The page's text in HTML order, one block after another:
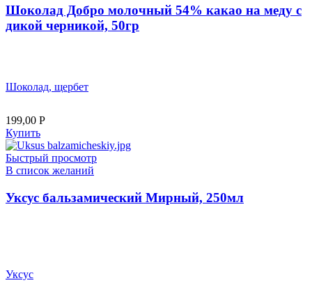
Шоколад Добро молочный 54% какао на меду с
дикой черникой, 50гр
Шоколад, щербет
199,00 Р
Купить
Быстрый просмотр
В список желаний
Уксус бальзамический Мирный, 250мл
Уксус